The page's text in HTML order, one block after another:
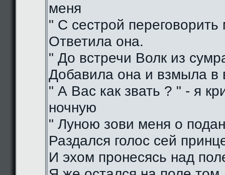
меня
" С сестрой
Ответила она.
" До встречи Волк из
Добавила она и взмыла в
" А Вас как звать ? " - я
ночную
" Луною зови меня о
Раздался голос сей
И эхом пронесясь над